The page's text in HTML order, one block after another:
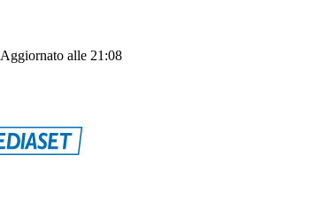
Aggiornato alle 21:08